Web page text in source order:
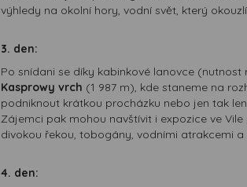
výhledy na okolní hory, vodní svět, který
3. den:
Po snídani se díky kabinkové lanovce
Kasprowy vrch (1 987 m), kde staneme na
podniknout krátkou procházku nebo jen tak
Zájemci pak mohou navštívit i expozice ve
divokou řekou, tobogány, vodními atrakcemi
4. den: